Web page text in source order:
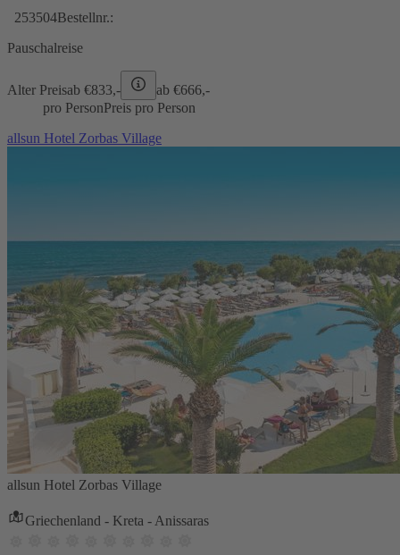
253504Bestellnr.:
Pauschalreise
Alter Preisab €833,- ab €666,-
pro PersonPreis pro Person
allsun Hotel Zorbas Village
allsun Hotel Zorbas Village
Griechenland - Kreta - Anissaras